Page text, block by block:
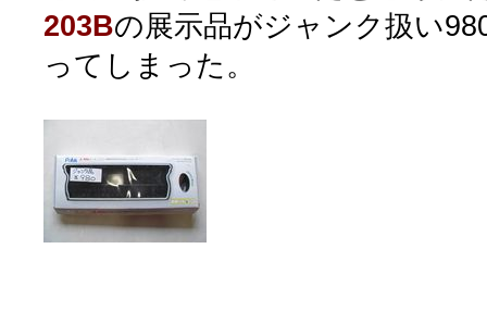
203Bの展示品がジャンク扱い
ってしまった。